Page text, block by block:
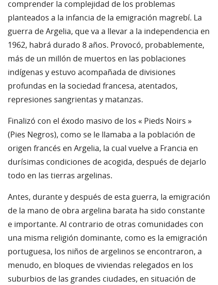
comprender la complejidad de los problemas
planteados a la infancia de la emigración magrebí. La
guerra de Argelia, que va a llevar a la independencia en
1962, habrá durado 8 años. Provocó, probablemente,
más de un millón de muertos en las poblaciones
indígenas y estuvo acompañada de divisiones
profundas en la sociedad francesa, atentados,
represiones sangrientas y matanzas.
Finalizó con el éxodo masivo de los « Pieds Noirs »
(Pies Negros), como se le llamaba a la población de
origen francés en Argelia, la cual vuelve a Francia en
durísimas condiciones de acogida, después de dejarlo
todo en las tierras argelinas.
Antes, durante y después de esta guerra, la emigración
de la mano de obra argelina barata ha sido constante
e importante. Al contrario de otras comunidades con
una misma religión dominante, como es la emigración
portuguesa, los niños de argelinos se encontraron, a
menudo, en bloques de viviendas relegados en los
suburbios de las grandes ciudades, en situación de